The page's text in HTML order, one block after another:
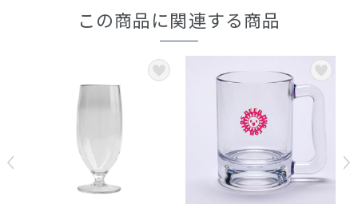
この商品に関連する商品